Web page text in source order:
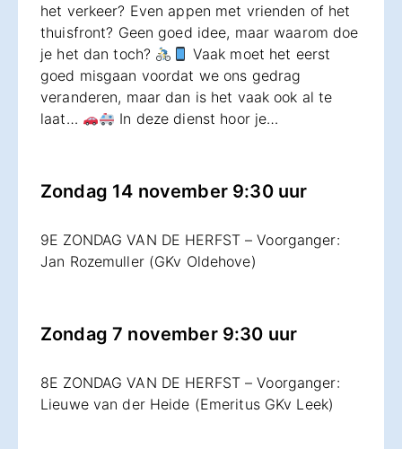
het verkeer? Even appen met vrienden of het
thuisfront? Geen goed idee, maar waarom doe
je het dan toch?
Vaak moet het eerst
goed misgaan voordat we ons gedrag
veranderen, maar dan is het vaak ook al te
laat…
In deze dienst hoor je…
Zondag 14 november 9:30 uur
9E ZONDAG VAN DE HERFST – Voorganger:
Jan Rozemuller (GKv Oldehove)
Zondag 7 november 9:30 uur
8E ZONDAG VAN DE HERFST – Voorganger:
Lieuwe van der Heide (Emeritus GKv Leek)